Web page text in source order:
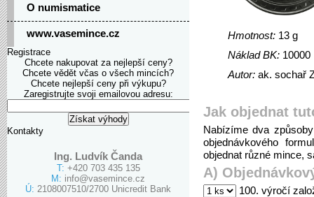
O numismatice
www.vasemince.cz
Registrace
Chcete nakupovat za nejlepší ceny?
Chcete vědět včas o všech mincích?
Chcete nejlepší ceny při výkupu?
Zaregistrujte svoji emailovou adresu:
Kontakty
Ing. Ludvík Čanda
T: +420 703 435 135
M: info@vasemince.cz
Ú: 2108007510/2700 Unicredit Bank
Hmotnost: 13 g
Náklad BK: 10000
Autor: ak. sochař
Jak objednat
Nabízíme dva
objednávkového
objednat různé mince,
A)
100. výročí